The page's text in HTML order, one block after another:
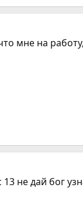
мне на
не дай бог